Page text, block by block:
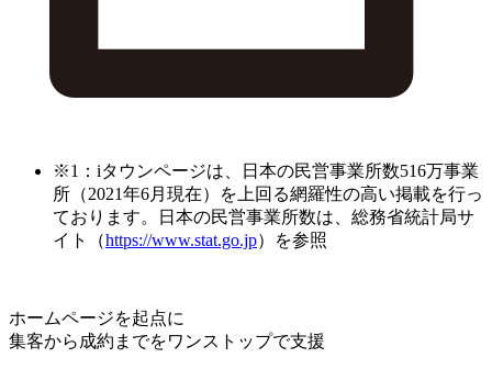
※1：iタウンページは、日本の民営事業所数516万事業
所（2021年6月現在）を上回る網羅性の高い掲載を行っ
ております。日本の民営事業所数は、総務省統計局サ
イト（https://www.stat.go.jp）を参照
ホームページを起点に
集客から成約までをワンストップで支援